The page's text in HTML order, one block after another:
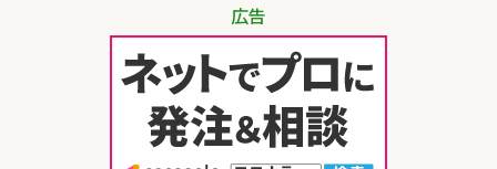
広告